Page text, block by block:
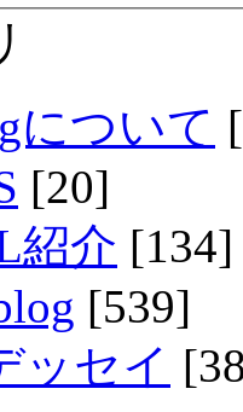
について
[20]
紹介 [134]
[539]
ッセイ